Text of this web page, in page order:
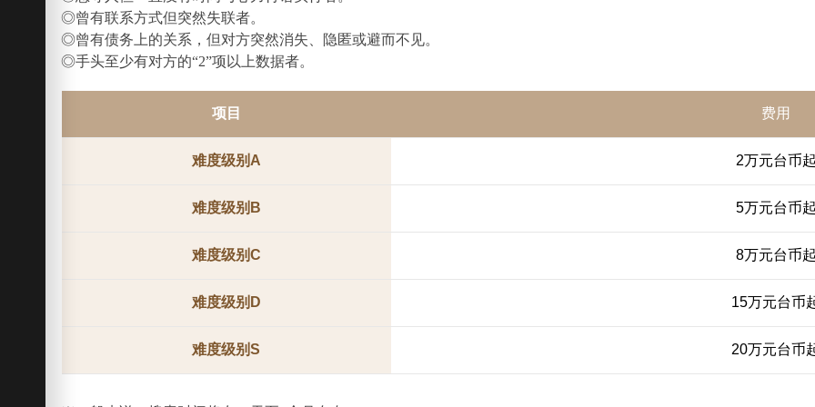
◎曾有联系方式但突然失联者。
◎曾有债务上的关系，但对方突然消失、隐匿或避而不见。
◎手头至少有对方的“2”项以上数据者。
项目 费用
难度级别A 2万元台币
难度级别B 5万元台币
难度级别C 8万元台币
难度级别D 15万元台币
难度级别S 20万元台币